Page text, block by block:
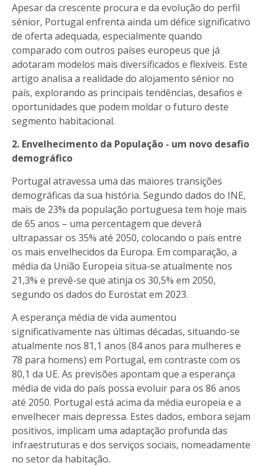
Apesar da crescente procura e da evolução do perfil
sénior, Portugal enfrenta ainda um défice significativo
de oferta adequada, especialmente quando
comparado com outros países europeus que já
adotaram modelos mais diversificados e flexíveis. Este
artigo analisa a realidade do alojamento sénior no
país, explorando as principais tendências, desafios e
oportunidades que podem moldar o futuro deste
segmento habitacional.
2. Envelhecimento da População - um novo desafio
demográfico
Portugal atravessa uma das maiores transições
demográficas da sua história. Segundo dados do INE,
mais de 23% da população portuguesa tem hoje mais
de 65 anos – uma percentagem que deverá
ultrapassar os 35% até 2050, colocando o país entre
os mais envelhecidos da Europa. Em comparação, a
média da União Europeia situa-se atualmente nos
21,3% e prevê-se que atinja os 30,5% em 2050,
segundo os dados do Eurostat em 2023.
A esperança média de vida aumentou
significativamente nas últimas décadas, situando-se
atualmente nos 81,1 anos (84 anos para mulheres e
78 para homens) em Portugal, em contraste com os
80,1 da UE. As previsões apontam que a esperança
média de vida do país possa evoluir para os 86 anos
até 2050. Portugal está acima da média europeia e a
envelhecer mais depressa. Estes dados, embora sejam
positivos, implicam uma adaptação profunda das
infraestruturas e dos serviços sociais, nomeadamente
no setor da habitação.